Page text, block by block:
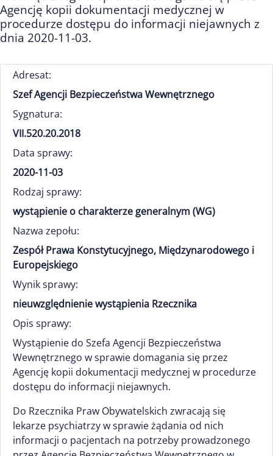
Agencję kopii dokumentacji medycznej w
procedurze dostępu do informacji niejawnych z
dnia 2020-11-03.
Adresat:
Szef Agencji Bezpieczeństwa Wewnętrznego
Sygnatura:
VII.520.20.2018
Data sprawy:
2020-11-03
Rodzaj sprawy:
wystąpienie o charakterze generalnym (WG)
Nazwa zepołu:
Zespół Prawa Konstytucyjnego, Międzynarodowego i
Europejskiego
Wynik sprawy:
nieuwzględnienie wystąpienia Rzecznika
Opis sprawy:
Wystąpienie do Szefa Agencji Bezpieczeństwa
Wewnętrznego w sprawie domagania się przez
Agencję kopii dokumentacji medycznej w procedurze
dostępu do informacji niejawnych.
Do Rzecznika Praw Obywatelskich zwracają się
lekarze psychiatrzy w sprawie żądania od nich
informacji o pacjentach na potrzeby prowadzonego